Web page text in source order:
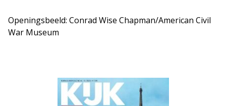
Openingsbeeld: Conrad Wise Chapman/American Civil
War Museum